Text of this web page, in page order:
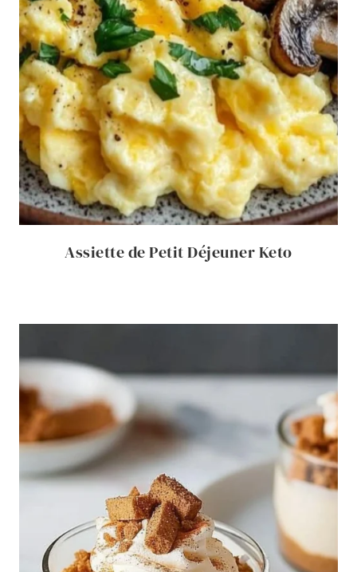
Assiette de Petit Déjeuner Keto